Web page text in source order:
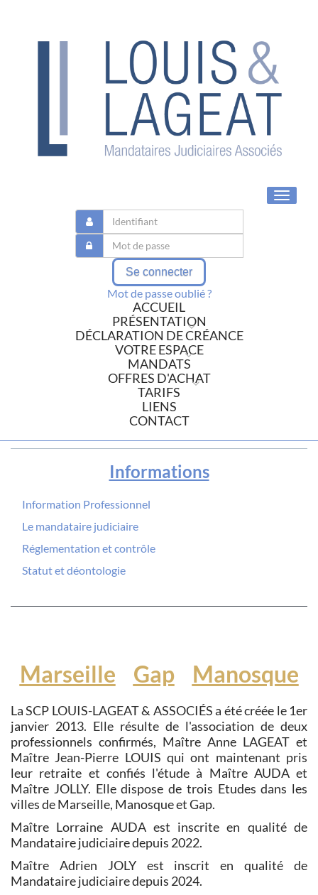
Toggle
Se connecter
Mot de passe oublié ?
ACCUEIL
PRÉSENTATION
DÉCLARATION DE CRÉANCE
VOTRE ESPACE
MANDATS
OFFRES D'ACHAT
TARIFS
LIENS
CONTACT
Informations
Information Professionnel
Le mandataire judiciaire
Réglementation et contrôle
Statut et déontologie
Marseille Gap Manosque
La SCP LOUIS-LAGEAT & ASSOCIÉS a été créée le 1er
janvier 2013. Elle résulte de l'association de deux
professionnels confirmés, Maître Anne LAGEAT et
Maître Jean-Pierre LOUIS qui ont maintenant pris
leur retraite et confiés l'étude à Maître AUDA et
Maître JOLLY. Elle dispose de trois Etudes dans les
villes de Marseille, Manosque et Gap.
Maître Lorraine AUDA est inscrite en qualité de
Mandataire judiciaire depuis 2022.
Maître Adrien JOLY est inscrit en qualité de
Mandataire judiciaire depuis 2024.